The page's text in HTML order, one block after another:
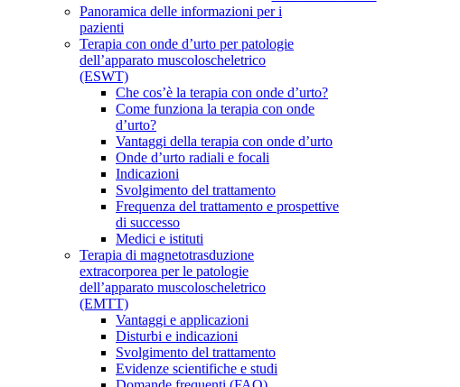
Panoramica delle informazioni per i
pazienti
Terapia con onde d’urto per patologie
dell’apparato muscoloscheletrico
(ESWT)
Che cos’è la terapia con onde d’urto?
Come funziona la terapia con onde
d’urto?
Vantaggi della terapia con onde d’urto
Onde d’urto radiali e focali
Indicazioni
Svolgimento del trattamento
Frequenza del trattamento e prospettive
di successo
Medici e istituti
Terapia di magnetotrasduzione
extracorporea per le patologie
dell’apparato muscoloscheletrico
(EMTT)
Vantaggi e applicazioni
Disturbi e indicazioni
Svolgimento del trattamento
Evidenze scientifiche e studi